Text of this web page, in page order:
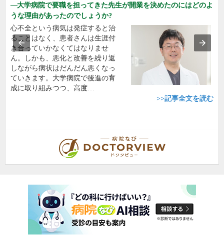
大学病院で要職を担ってきた先生が開業を決めたのにはどのよ
うな理由があったのでしょうか?
心不全という病気は発症すると治
ることはなく、患者さんは生涯付
き合っていかなくてはなりませ
ん。しかも、悪化と改善を繰り返
しながら病状はだんだん悪くなっ
ていきます。大学病院で後進の育
成に取り組みつつ、高度…
>>記事全文を読む